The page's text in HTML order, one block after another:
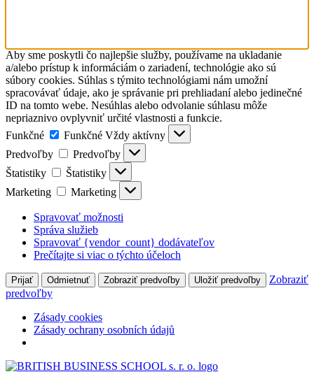
Aby sme poskytli čo najlepšie služby, používame na ukladanie
a/alebo prístup k informáciám o zariadení, technológie ako sú
súbory cookies. Súhlas s týmito technológiami nám umožní
spracovávať údaje, ako je správanie pri prehliadaní alebo jedinečné
ID na tomto webe. Nesúhlas alebo odvolanie súhlasu môže
nepriaznivo ovplyvniť určité vlastnosti a funkcie.
Funkčné
Funkčné Vždy aktívny
Predvoľby
Predvoľby
Štatistiky
Štatistiky
Marketing
Marketing
Spravovať možnosti
Správa služieb
Spravovať {vendor_count} dodávateľov
Prečítajte si viac o týchto účeloch
Prijať Odmietnuť Zobraziť predvoľby Uložiť predvoľby
Zobraziť
predvoľby
Zásady cookies
Zásady ochrany osobních údajů